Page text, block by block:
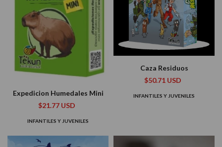
Expedicion Humedales Mini
$21.77 USD
INFANTILES Y JUVENILES
Caza Residuos
$50.71 USD
INFANTILES Y JUVENILES